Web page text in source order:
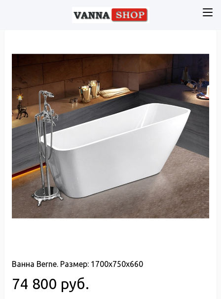
Ванна Berne. Размер: 1700x750x660
74 800 руб.